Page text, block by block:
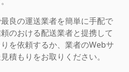
良の運送業者を簡単に手配で
のおける配送業者と提携して
を依頼するか、業者のWebサ
積もりをお取りください。